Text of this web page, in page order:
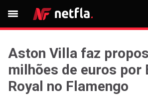
Aston Villa faz
milhões de euros por
Royal no Flamengo